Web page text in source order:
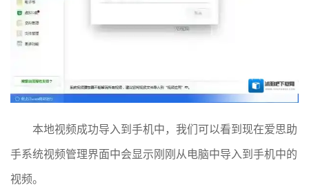
本地视频成功导入到手机中，我们可以看到现在爱思助
手系统视频管理界面中会显示刚刚从电脑中导入到手机中的
视频。